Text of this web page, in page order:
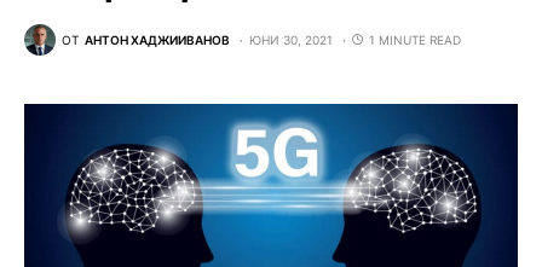
ОТ АНТОН ХАДЖИИВАНОВ ЮНИ 30, 2021 1 MINUTE READ